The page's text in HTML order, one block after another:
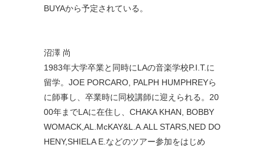
BUYAから予定されている。
沼澤 尚
1983年大学卒業と同時にLAの音楽学校P.I.T.に
留学。 JOE PORCARO, PALPH HUMPHREYら
に師事し、卒業時に同校講師に迎えられる。20
00年までLAに在住し、CHAKA KHAN, BOBBY
WOMACK,AL.McKAY&L.A.ALL STARS,NED DO
HENY,SHIELA E.などのツアー参加をはじめ